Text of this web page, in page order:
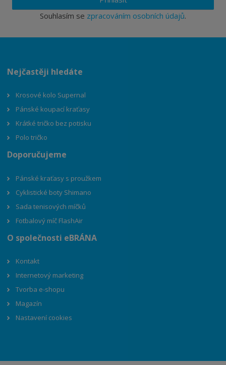
Souhlasím se zpracováním osobních údajů.
Nejčastěji hledáte
Krosové kolo Supernal
Pánské koupací kraťasy
Krátké tričko bez potisku
Polo tričko
Doporučujeme
Pánské kraťasy s proužkem
Cyklistické boty Shimano
Sada tenisových míčků
Fotbalový míč FlashAir
O společnosti eBRÁNA
Kontakt
Internetový marketing
Tvorba e-shopu
Magazín
Nastavení cookies